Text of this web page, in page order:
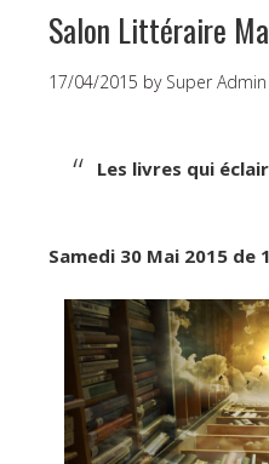
Salon Littéraire
17/04/2015 by Super Admin
Les livres qui
Samedi 30 Mai 2015 de